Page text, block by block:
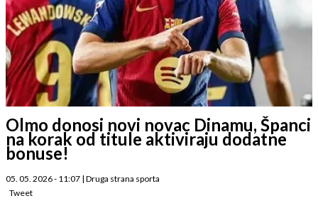
Olmo donosi novi novac Dinamu, Španci
na korak od titule aktiviraju dodatne
bonuse!
05. 05. 2026 - 11:07 | Druga strana sporta
Tweet